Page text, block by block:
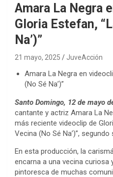
Amara La Negra
Gloria Estefan,
Na’)”
21 mayo, 2025 JuveAcción
Amara La Negra en
(No Sé Na’)”
Santo Domingo, 12 de mayo
cantante y actriz Amara La
más reciente videoclip de
Vecina (No Sé Na’)”,
En esta producción, la
encarna a una vecina curiosa
pintoresca de muchas